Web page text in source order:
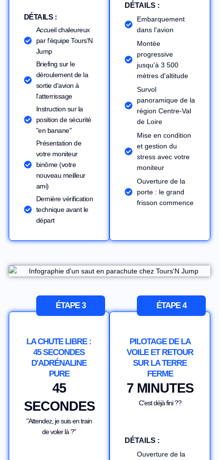
DÉTAILS :
Accueil chaleureux
par l'équipe Tours'N
Jump
Briefing sur le
déroulement de la
sortie d'avion à
l'atterrissage
Instruction sur la
position de sécurité
"en banane"
Présentation de
votre moniteur
binôme (votre
nouveau meilleur
ami)
Dernière vérification
technique avant le
départ
DÉTAILS :
Embarquement
dans l'avion
Montée
progressive
jusqu'à 3 500
mètres d'altitude
Survol
panoramique de la
région Centre-Val
de Loire
Mise en condition
et gestion du
stress avec votre
moniteur
Ouverture de la
porte : le grand
frisson commence
ÉTAPE 3
LA CHUTE LIBRE :
45 SECONDES
D'ADRÉNALINE
PURE
45
SECONDES
"Attendez, je suis en train
de voler là ?"
ÉTAPE 4
PILOTAGE DE LA
VOILE ET RETOUR
SUR LA TERRE
FERME
7 MINUTES
C'est déjà fini ??
DÉTAILS :
Ouverture de la